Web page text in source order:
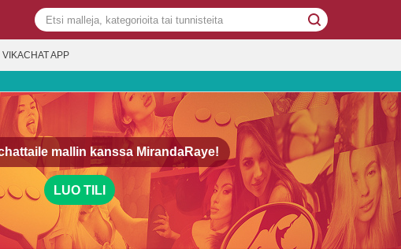
VIKACHAT APP
mallin kanssa MirandaRaye!
LUO TILI